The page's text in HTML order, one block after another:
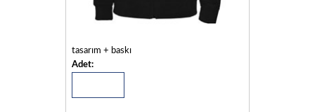
tasarım + baskı
Adet: